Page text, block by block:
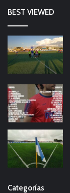
BEST VIEWED
Categorías